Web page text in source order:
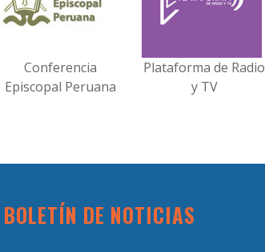
Conferencia
Episcopal Peruana
Plataforma de Radio
y TV
BOLETÍN DE NOTICIAS